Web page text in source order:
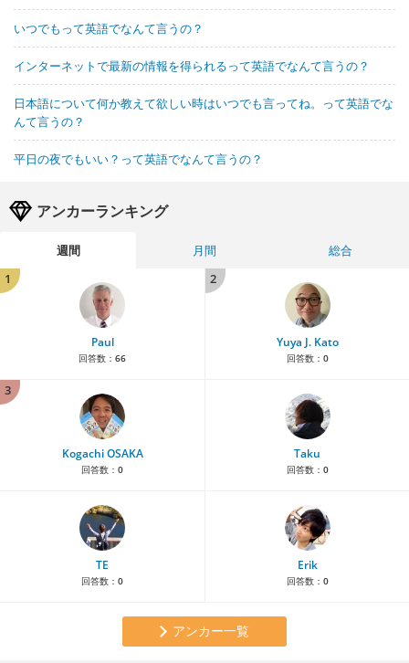
いつでもって英語でなんて言うの？
インターネットで最新の情報を得られるって英語でなんて言うの？
日本語について何か教えて欲しい時はいつでも言ってね。って英語でな
んて言うの？
平日の夜でもいい？って英語でなんて言うの？
アンカーランキング
週間 月間
総合
1
Paul
回答数： 66
2
Yuya J. Kato
回答数： 0
3
Kogachi OSAKA
回答数： 0
Taku
回答数： 0
TE
回答数： 0
Erik
回答数： 0
アンカー一覧